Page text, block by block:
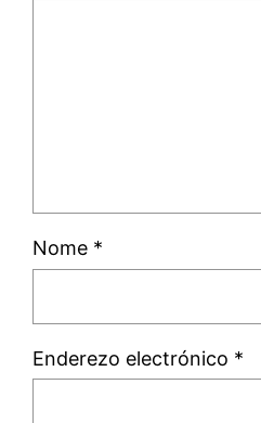
Nome *
Enderezo electrónico *